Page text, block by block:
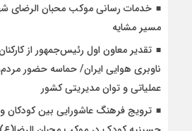
مسیر مشایه
تقدیر معاون اول رئیس‌جمهور از
ناوبری هوایی ایران/ حماسه حضور مردم،
عملیاتی و توان مدیریتی کشور
ترویج فرهنگ عاشورایی بین کودکان و